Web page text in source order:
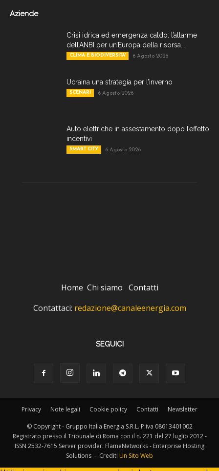
Aziende
Crisi idrica ed emergenza caldo: l’allarme
dell’ANBI per un’Europa della risorsa...
CLIMA E BIODIVERSITA' 6 Agosto 2026
Ucraina una strategia per l’inverno
SCENARI 6 Agosto 2026
Auto elettriche in assestamento dopo l’effetto
incentivi
SMART CITY 6 Agosto 2026
Home Chi siamo Contatti
Contattaci: redazione@canaleenergia.com
SEGUICI
Privacy Note legali Cookie policy Contatti Newsletter
© Copyright - Gruppo Italia Energia S.R.L. P.iva 08613401002
Registrato presso il Tribunale di Roma con il n. 221 del 27 luglio 2012 -
ISSN 2532-7615 Server provider: FlameNetworks - Enterprise Hosting
Solutions - Crediti Un Sito Web